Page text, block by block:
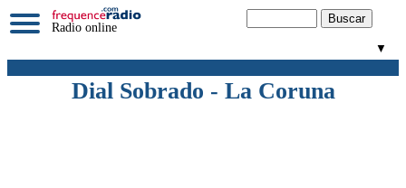
Radio online
▼
Dial Sobrado - La Coruna